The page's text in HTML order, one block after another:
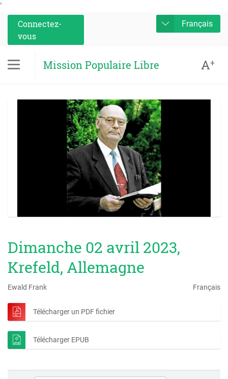
'
Connectez-
vous
Français
Mission Populaire Libre A+
Dimanche 02 avril 2023,
Krefeld, Allemagne
Ewald Frank Français
Télécharger un PDF fichier
Télécharger EPUB